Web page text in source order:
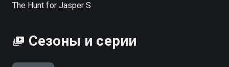
The Hunt for Jasper S
Сезоны и серии